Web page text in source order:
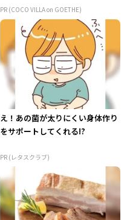
PR (COCO VILLA on GOETHE)
え！あの菌が太りにくい身体作り
をサポートしてくれる!?
PR (レタスクラブ)